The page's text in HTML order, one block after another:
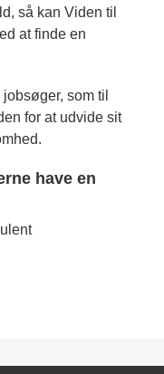
så kan Viden til
at finde en
som til
for at udvide sit
have en